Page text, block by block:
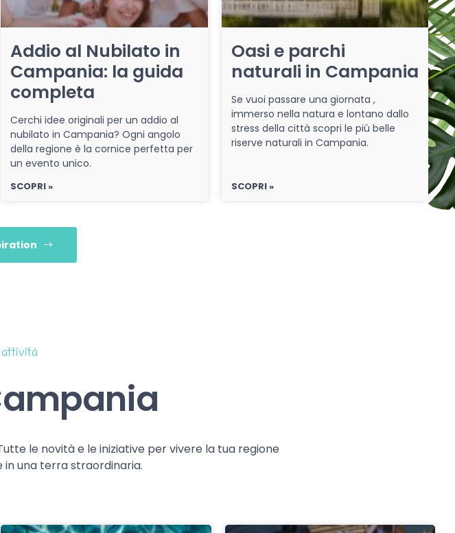
Addio al Nubilato in
Campania: la guida
completa
Cerchi idee originali per un addio al
nubilato in Campania? Ogni angolo
della regione è la cornice perfetta per
un evento unico.
SCOPRI »
Oasi e parchi
naturali in Campania
Se vuoi passare una giornata ,
immerso nella natura e lontano dallo
stress della città scopri le più belle
riserve naturali in Campania.
SCOPRI »
le novità e le iniziative per vivere la tua regione
in una terra straordinaria.